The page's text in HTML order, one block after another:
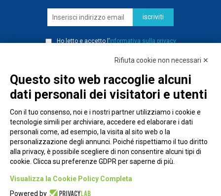
iscriviti
Ho letto e accetto l’informativa sulla privacy
Piazza Alessandria, 24 - 00198 Roma
Privacy Policy
Rifiuta cookie non necessari ✕
Questo sito web raccoglie alcuni
dati personali dei visitatori e utenti
Con il tuo consenso, noi e i nostri partner utilizziamo i cookie e
tecnologie simili per archiviare, accedere ed elaborare i dati
personali come, ad esempio, la visita al sito web o la
personalizzazione degli annunci. Poiché rispettiamo il tuo diritto
alla privacy, è possibile scegliere di non consentire alcuni tipi di
cookie. Clicca su preferenze GDPR per saperne di più.
Visualizza la Cookie Policy Completa
Powered by